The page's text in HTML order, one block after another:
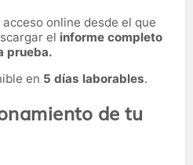
online desde el que
el informe completo
prueba.
en 5 días laborables.
de tu